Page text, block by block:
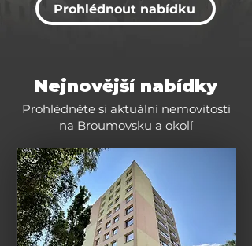
Prohlédnout nabídku
Nejnovější nabídky
Prohlédněte si aktuální nemovitosti
na Broumovsku a okolí